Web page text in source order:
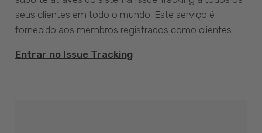
seus clientes em todo o mundo. Este serviço é
fornecido aos membros registrados como clientes.
Entrar no Issue Tracking